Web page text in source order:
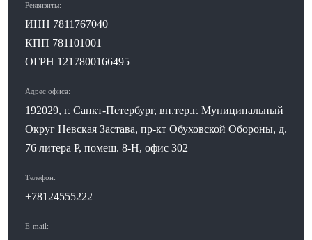
Реквизиты:
ИНН 7811767040
КПП 781101001
ОГРН 1217800166495
Адрес офиса:
192029, г. Санкт-Петербург, вн.тер.г. Муниципальный
Округ Невская Застава, пр-кт Обуховской Обороны, д.
76 литера Р, помещ. 8-Н, офис 302
Телефон:
+78124555222
E-mail: